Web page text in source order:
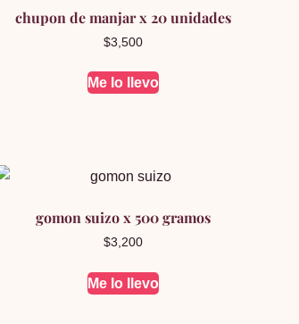
chupon de manjar x 20 unidades
$3,500
Me lo llevo
gomon suizo x 500 gramos
$3,200
Me lo llevo